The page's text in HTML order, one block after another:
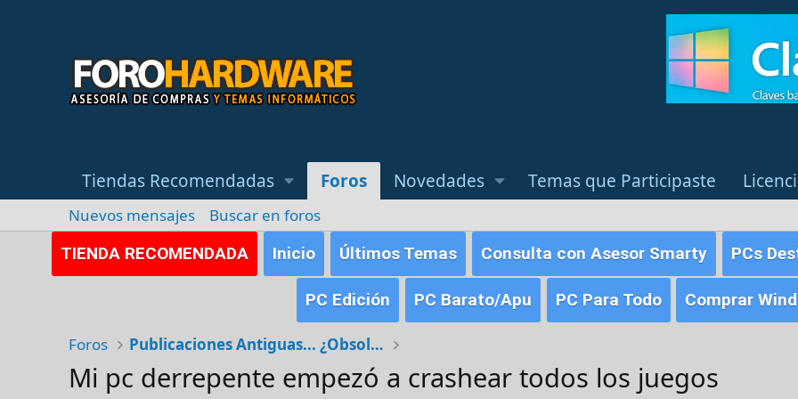
Tiendas Recomendadas Foros Novedades Temas que Participaste
Nuevos mensajes
Buscar en foros
TIENDA RECOMENDADA
Inicio Últimos Temas Consulta con Asesor Smarty PCs
PC Edición PC Barato/Apu PC Para Todo Comprar
Foros Publicaciones Antiguas... ¿Obsoletas?
Mi pc derrepente empezó a crashear todos los juegos